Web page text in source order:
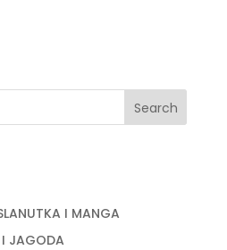
I MANGA
I JAGODA